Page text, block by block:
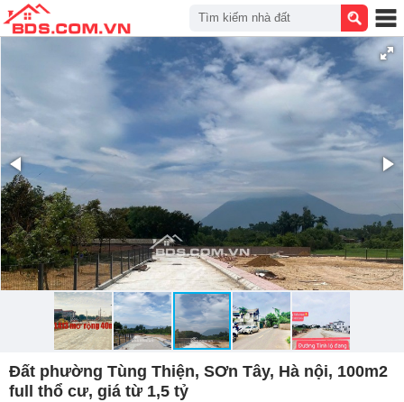
Đất phường Tùng Thiện, SƠn Tây, Hà nội, 100m2
full thổ cư, giá từ 1,5 tỷ
Tìm kiếm nhà đất